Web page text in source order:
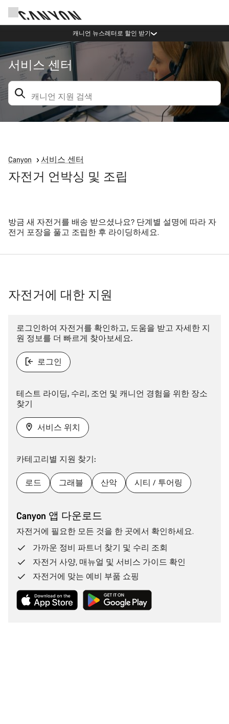
캐니언 뉴스레터로 할인 받기
서비스 센터
Canyon 서비스 센터
자전거 언박싱 및 조립
방금 새 자전거를 배송 받으셨나요? 단계별 설명에 따라 자
전거 포장을 풀고 조립한 후 라이딩하세요.
자전거에 대한 지원
로그인하여 자전거를 확인하고, 도움을 받고 자세한 지
원 정보를 더 빠르게 찾아보세요.
로그인
테스트 라이딩, 수리, 조언 및 캐니언 경험을 위한 장소
찾기
서비스 위치
카테고리별 지원 찾기:
로드 그래블 산악 시티 / 투어링
Canyon 앱 다운로드
자전거에 필요한 모든 것을 한 곳에서 확인하세요.
가까운 정비 파트너 찾기 및 수리 조회
자전거 사양, 매뉴얼 및 서비스 가이드 확인
자전거에 맞는 예비 부품 쇼핑